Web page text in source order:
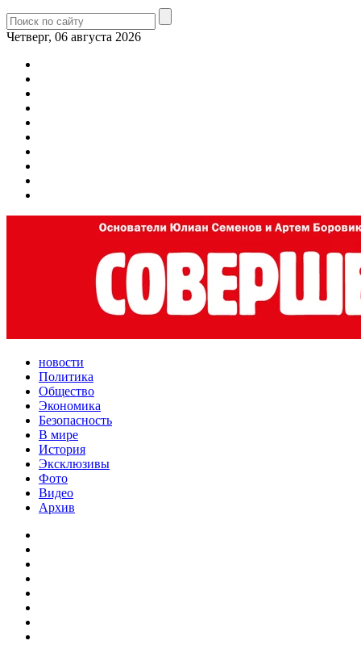
Четверг, 06 августа 2026
новости
Политика
Общество
Экономика
Безопасность
В мире
История
Эксклюзивы
Фото
Видео
Архив